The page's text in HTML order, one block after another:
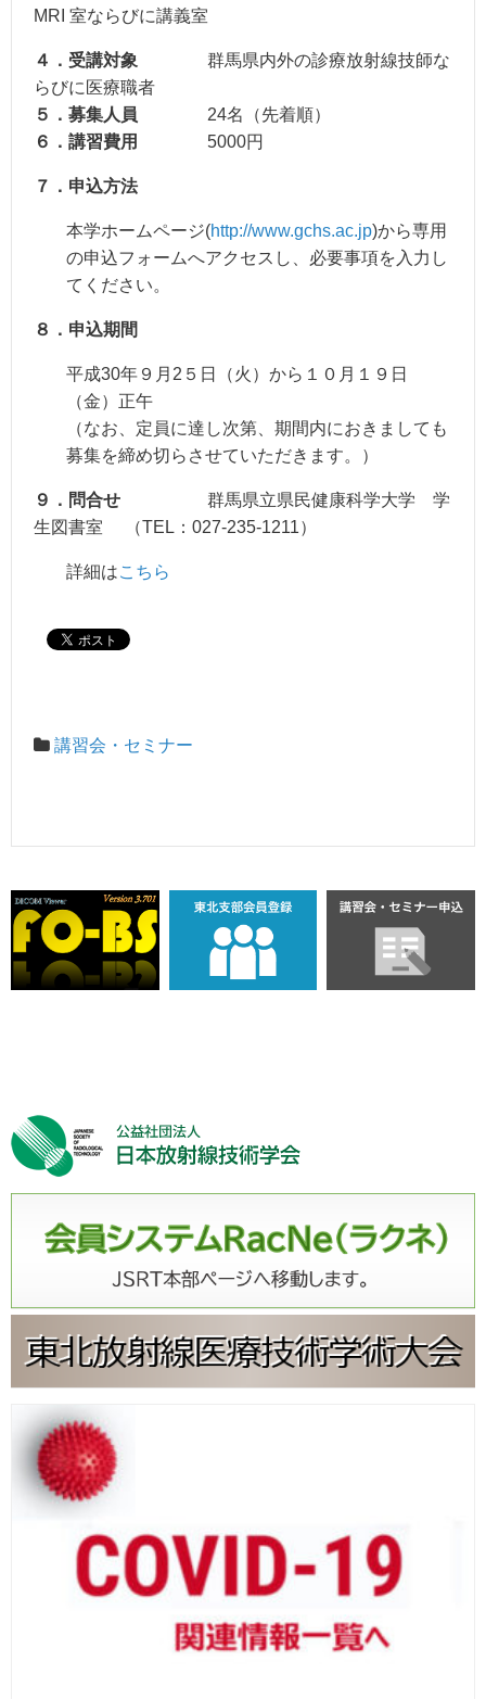
MRI 室ならびに講義室
４．受講対象 群馬県内外の診療放射線技師な
らびに医療職者
５．募集人員 24名（先着順）
６．講習費用
5000円
７．申込方法
本学ホームページ(http://www.gchs.ac.jp)から専用
の申込フォームへアクセスし、必要事項を入力し
てください。
８．申込期間
平成30年９月2５日（火）から１０月１９日
（金）正午
（なお、定員に達し次第、期間内におきましても
募集を締め切らさせていただきます。）
９．問合せ 群馬県立県民健康科学大学 学
生図書室 （TEL：027-235-1211）
詳細はこちら
講習会・セミナー